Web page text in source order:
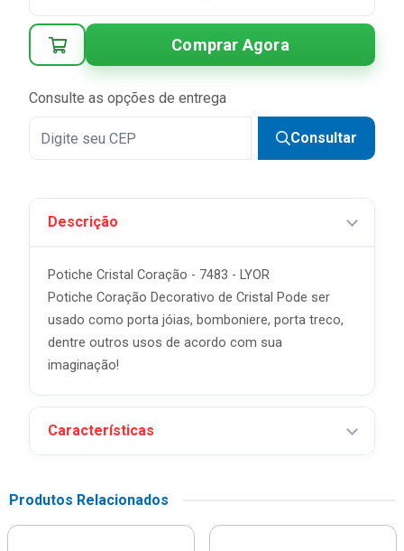
Comprar Agora
Consulte as opções de entrega
Consultar
Descrição
Potiche Cristal Coração - 7483 - LYOR
Potiche Coração Decorativo de Cristal Pode ser
usado como porta jóias, bomboniere, porta treco,
dentre outros usos de acordo com sua
imaginação!
Características
Produtos Relacionados